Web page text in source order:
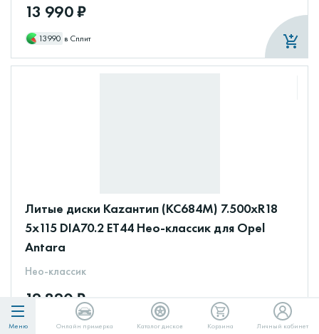
13 990 ₽
13990 в Сплит
Литые диски Каzантип (КС684М) 7.500xR18
5x115 DIA70.2 ET44 Нео-классик для Opel
Antara
Нео-классик
12 820 ₽
12820 в Сплит
Меню Онлайн примерка Каталог дисков Корзина Личный кабинет